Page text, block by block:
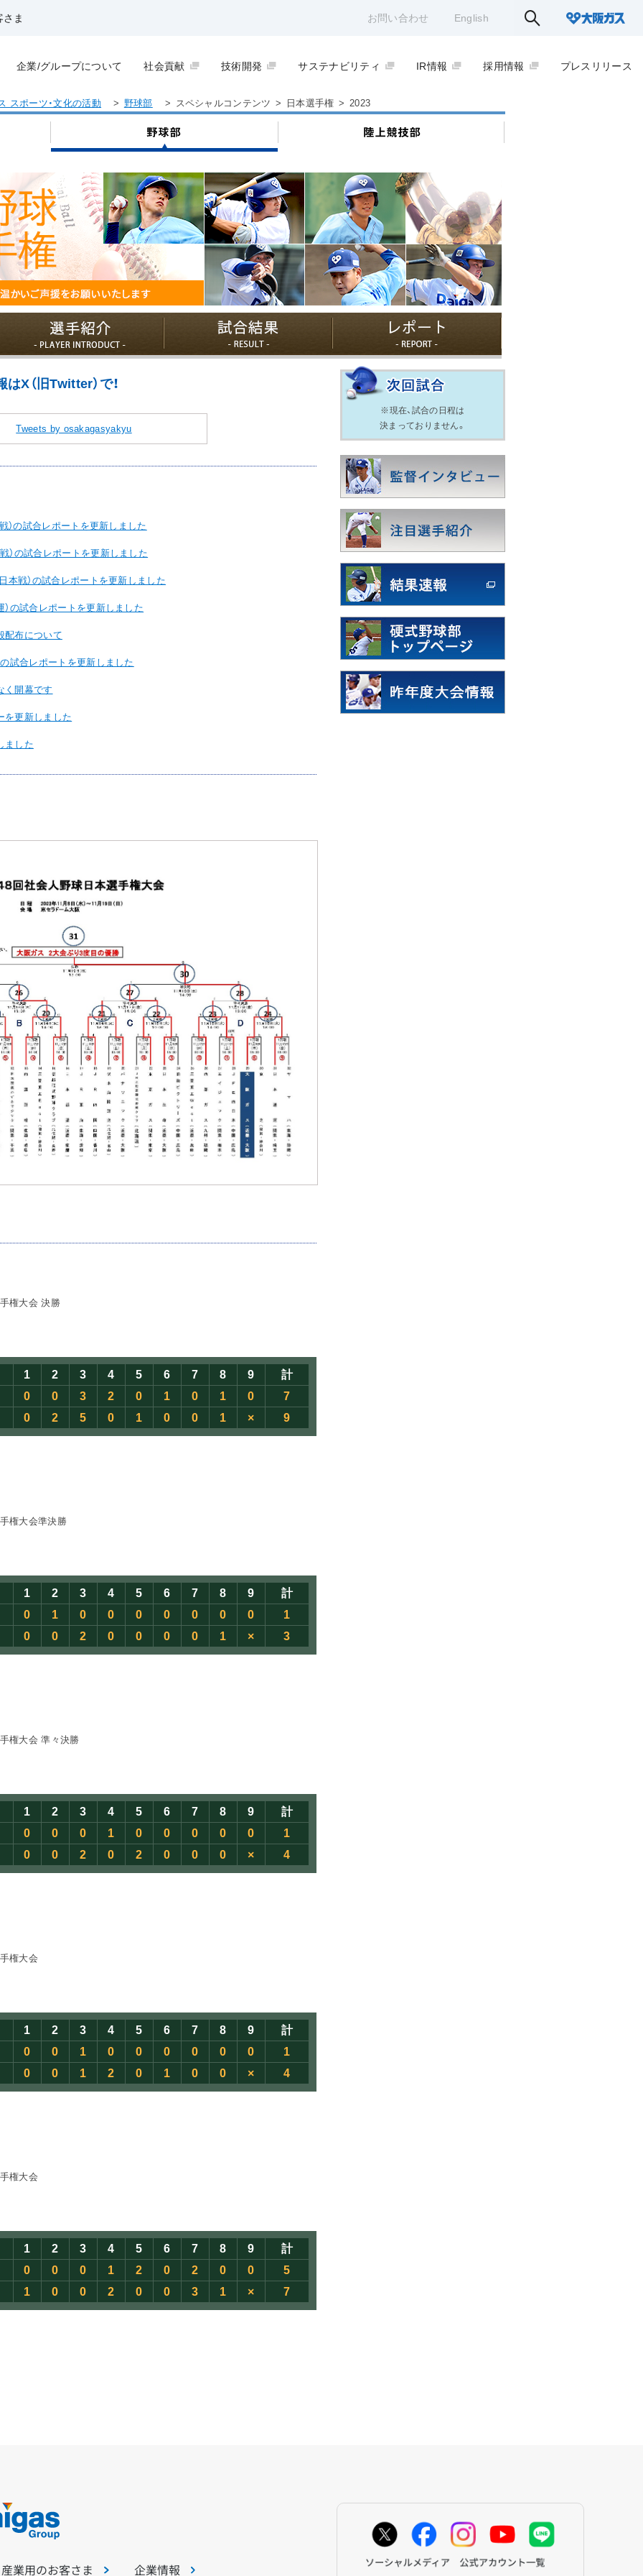
さま お問い合わせ English
企業/グループについて 社会貢献 技術開発 サステナビリティ IR情報 採用情報 プレスリリース
スポーツ・文化の活動 > 野球部 > スペシャルコンテンツ > 日本選手権 > 2023
※現在、試合の日程は
決まっておりません。
X（旧Twitter）で！
Tweets by osakagasyakyu
）の試合レポートを更新しました
）の試合レポートを更新しました
本戦）の試合レポートを更新しました
）の試合レポートを更新しました
配布について
の試合レポートを更新しました
く開幕です
を更新しました
ました
権大会 決勝
1 2 3 4 5 6 7 8 9
計
0
0 3 2 0 1 0 1 0
7
0
2 5 0 1 0 0 1 × 9
権大会準決勝
1 2 3 4 5 6 7 8 9
計
0
1 0 0 0 0 0 0 0
1
0
0 2 0 0 0 0 1 × 3
権大会 準々決勝
1 2 3 4 5 6 7 8 9
計
0
0 0 1 0 0 0 0 0
1
0
0 2 0 2 0 0 0 × 4
権大会
1 2 3 4 5 6 7 8 9
計
0
0 1 0 0 0 0 0 0
1
0
0 1 2 0 1 0 0 × 4
権大会
1 2 3 4 5 6 7 8 9
計
0
0 0 1 2 0 2 0 0
5
1
0 0 2 0 0 3 1 × 7
業用のお客さま 企業情報